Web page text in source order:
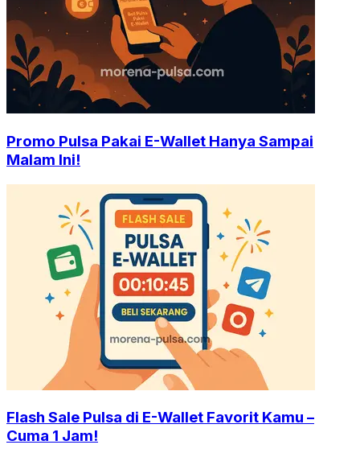
Promo Pulsa Pakai E-Wallet Hanya Sampai
Malam Ini!
Flash Sale Pulsa di E-Wallet Favorit Kamu –
Cuma 1 Jam!